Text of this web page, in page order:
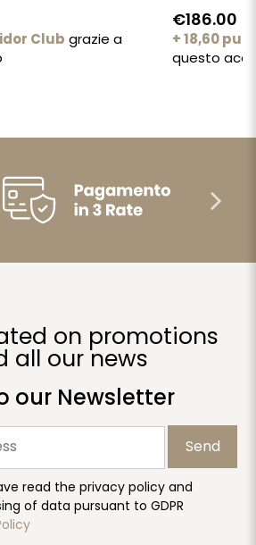
Club grazie a
€186.00
+ 18,60
questo
on promotions
all our news
our Newsletter
Send
read the privacy policy and
of data pursuant to GDPR